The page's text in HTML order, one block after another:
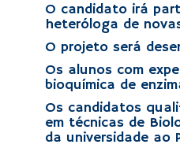
O candidato irá
heteróloga de
O projeto será
Os alunos com
bioquímica de
Os candidatos
em técnicas de
da universidade ao